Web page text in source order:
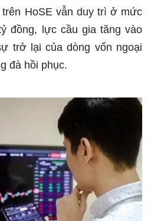
trên HoSE vẫn duy trì ở mức
đồng, lực cầu gia tăng vào
trở lại của dòng vốn ngoại
đà hồi phục.